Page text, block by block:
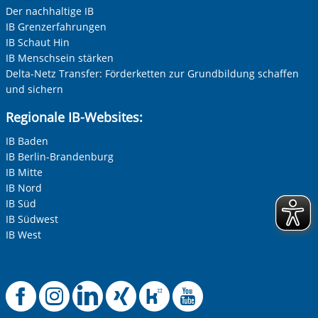
Der nachhaltige IB
IB Grenzerfahrungen
IB Schaut Hin
IB Menschsein stärken
Delta-Netz Transfer: Förderketten zur Grundbildung schaffen
und sichern
Regionale IB-Websites:
IB Baden
IB Berlin-Brandenburg
IB Mitte
IB Nord
IB Süd
IB Südwest
IB West
Offizielle
Offizielle
Offizielle
Offizielle
Offizielle